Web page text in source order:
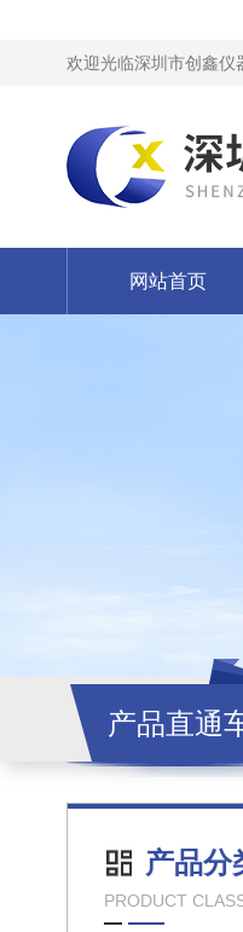
欢迎光临深圳市创鑫仪
网站首页
产品直通
产品分
PRODUCT